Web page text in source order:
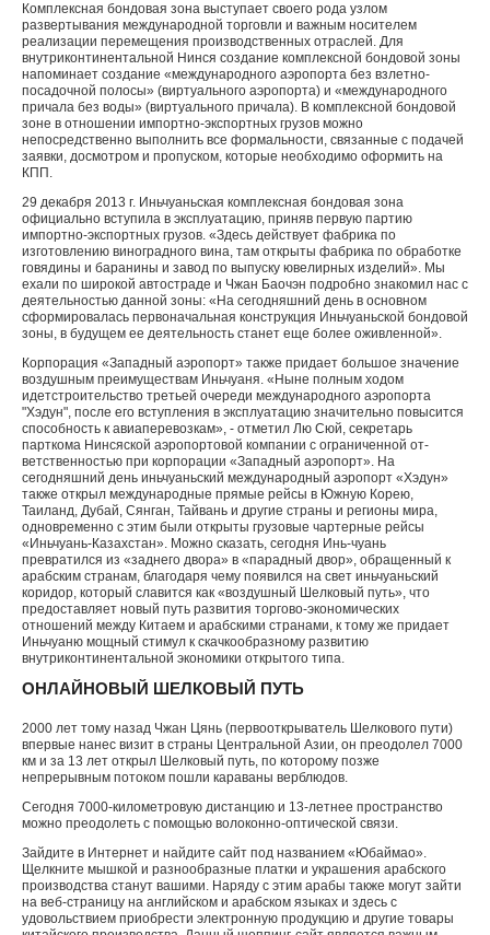
Комплексная бондовая зона выступает сво­его рода узлом
развертывания международной торговли и важным носителем
реализации пе­ремещения производственных отраслей. Для
внутриконтинентальной Нинся создание ком­плексной бондовой зоны
напоминает создание «международного аэропорта без взлетно-
посадочной полосы» (виртуального аэропорта) и «международного
причала без воды» (виртуаль­ного причала). В комплексной бондовой
зоне в отношении импортно-экспортных грузов можно
непосредственно выполнить все формальности, связанные с подачей
заявки, досмотром и пропу­ском, которые необходимо оформить на
КПП.
29 декабря 2013 г. Иньчуаньская комплексная бондовая зона
официально вступила в эксплу­атацию, приняв первую партию
импортно-экспортных грузов. «Здесь действует фабрика по
изготовлению виноградного вина, там открыты фабрика по обработке
говядины и баранины и за­вод по выпуску ювелирных изделий». Мы
ехали по широкой автостраде и Чжан Баочэн подробно знакомил нас с
деятельностью данной зоны: «На сегодняшний день в основном
сформировалась первоначальная конструкция Иньчуаньской бон­довой
зоны, в будущем ее деятельность станет еще более оживленной».
Корпорация «Западный аэропорт» также придает большое значение
воздушным преиму­ществам Иньчуаня. «Ныне полным ходом
идетстроительство третьей очереди международного аэро­порта
"Хэдун", после его вступления в эксплуатацию значительно повысится
способность к авиапере­возкам», - отметил Лю Сюй, секретарь
парткома Нинсяской аэропортовой компании с ограниченной от­
ветственностью при корпорации «Западный аэропорт». На
сегодняшний день иньчуаньский международный аэропорт «Хэдун»
также открыл международные пря­мые рейсы в Южную Корею,
Таиланд, Дубай, Сянган, Тайвань и другие страны и регионы мира,
одновремен­но с этим были открыты грузовые чартерные рейсы
«Иньчуань-Казахстан». Можно сказать, сегодня Инь-чуань
превратился из «заднего двора» в «парадный двор», обращенный к
арабским странам, благодаря че­му появился на свет иньчуаньский
коридор, который славится как «воздушный Шелковый путь», что
предо­ставляет новый путь развития торгово-экономических
отношений между Китаем и арабскими странами, к тому же придает
Иньчуаню мощный стимул к скач­кообразному развитию
внутриконтинентальной экономики открытого типа.
ОНЛАЙНОВЫЙ ШЕЛКОВЫЙ ПУТЬ
2000 лет тому назад Чжан Цянь (первооткрыватель Шелкового пути)
впервые нанес визит в страны Цент­ральной Азии, он преодолел 7000
км и за 13 лет открыл Шелковый путь, по которому позже
непрерывным по­током пошли караваны верблюдов.
Сегодня 7000-километровую дистанцию и 13-летнее пространство
можно преодолеть с помощью волокон­но-оптической связи.
Зайдите в Интернет и найдите сайт под названи­ем «Юбаймао».
Щелкните мышкой и разнообразные платки и украшения арабского
производства станут вашими. Наряду с этим арабы также могут зайти
на веб-страницу на английском и арабском языках и здесь с
удовольствием приобрести электронную продукцию и другие товары